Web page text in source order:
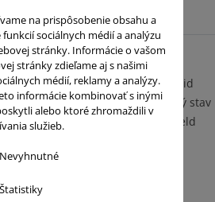
Vysokoolejnatý hybrid
Vynikajúci zdravotný stav
Technológia Clearfield
na prispôsobenie obsahu a
sociálnych médií a analýzu
stránky. Informácie o vašom
stránky zdieľame aj s našimi
médií, reklamy a analýzy.
informácie kombinovať s inými
alebo ktoré zhromaždili v
služieb.
Nevyhnutné
Štatistiky